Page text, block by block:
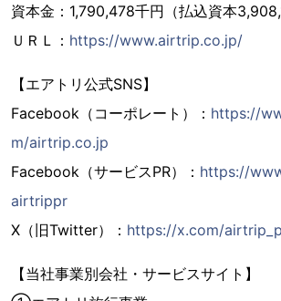
資本金：1,790,478千円（払込資本
ＵＲＬ： https://www.airtrip.co.jp/
【エアトリ公式SNS】
Facebook（コーポレート）： https://
m/airtrip.co.jp
Facebook（サービスPR）： https://
airtrippr
X（旧Twitter）： https://x.com/
【当社事業別会社・サービスサイト】